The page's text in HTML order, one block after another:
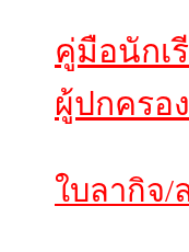
คู่มือนักเ
ผู้ปกครอ
ใบลากิจ/